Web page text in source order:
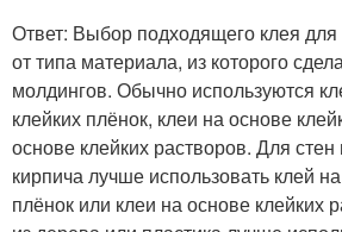
Ответ: Выбор подходящего клея для
от типа материала, из которого
молдингов. Обычно используются
клейких плёнок, клеи на основе
основе клейких растворов. Для стен
кирпича лучше использовать клей
плёнок или клеи на основе клейких